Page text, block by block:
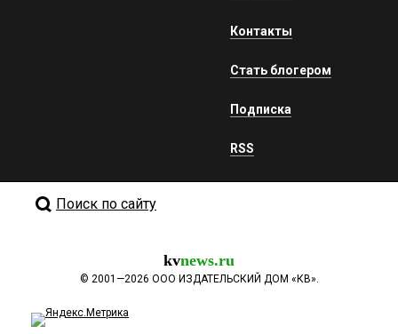
Контакты
Стать блогером
Подписка
RSS
Поиск по сайту
kvnews.ru
© 2001—2026 ООО ИЗДАТЕЛЬСКИЙ ДОМ «КВ».